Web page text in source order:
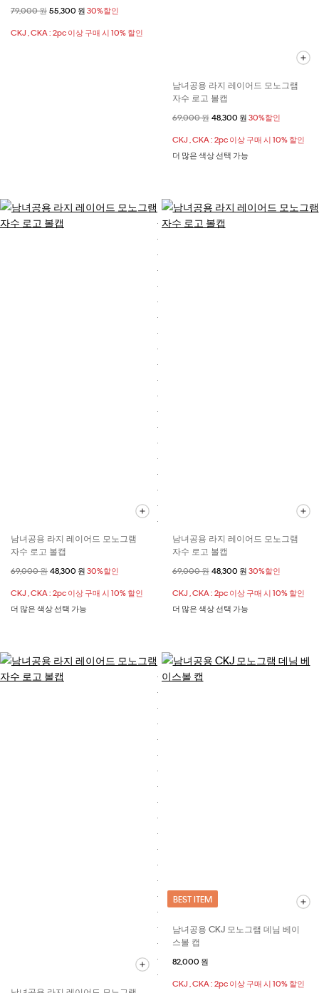
할인 전 가격
79,000 원 할인된 가격
55,300 원 30%할인
CKJ , CKA : 2pc 이상 구매 시 10% 할인
남녀공용 라지 레이어드 모노그램
자수 로고 볼캡
할인 전 가격
69,000 원할인된 가격
48,300 원 30%할인
CKJ , CKA : 2pc 이상 구매 시 10% 할인
더 많은 색상 선택 가능
남녀공용 라지 레이어드 모노그램
자수 로고 볼캡
할인 전 가격
69,000 원 할인된 가격
48,300 원 30%할인
CKJ , CKA : 2pc 이상 구매 시 10% 할인
더 많은 색상 선택 가능
남녀공용 라지 레이어드 모노그램
자수 로고 볼캡
할인 전 가격
69,000 원할인된 가격
48,300 원 30%할인
CKJ , CKA : 2pc 이상 구매 시 10% 할인
더 많은 색상 선택 가능
BEST ITEM
남녀공용 CKJ 모노그램 데님 베이
스볼 캡
82,000 원
CKJ , CKA : 2pc 이상 구매 시 10% 할인